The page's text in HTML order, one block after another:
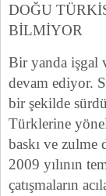
DOĞU
BİLMİYOR
Bir yanda işgal
devam ediyor.
bir şekilde
Türklerine
baskı ve zulme
2009 yılının
çatışmaların